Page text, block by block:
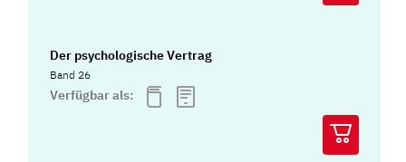
Der psychologische Vertrag
Band 26
Verfügbar als: